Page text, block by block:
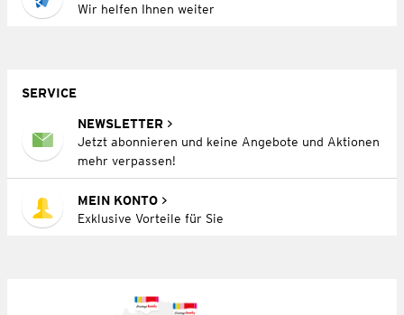
Wir helfen Ihnen weiter
SERVICE
NEWSLETTER
Jetzt abonnieren und keine Angebote und Aktionen
mehr verpassen!
MEIN KONTO
Exklusive Vorteile für Sie